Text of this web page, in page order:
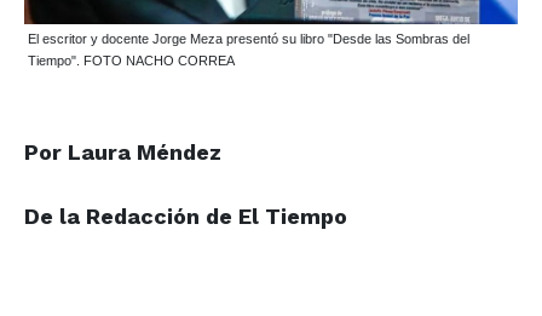
El escritor y docente Jorge Meza presentó su libro "Desde las Sombras del
Tiempo". FOTO NACHO CORREA
Por Laura Méndez
De la Redacción de El Tiempo